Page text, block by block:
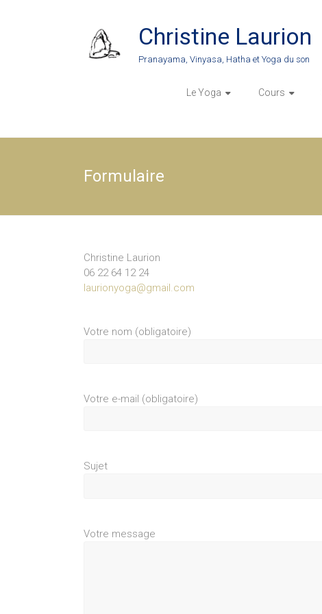
Christine Laurion
Pranayama, Vinyasa, Hatha et Yoga du son
Le Yoga Cours
Formulaire
Christine Laurion
06 22 64 12 24
laurionyoga@gmail.com
Votre nom (obligatoire)
Votre e-mail (obligatoire)
Sujet
Votre message